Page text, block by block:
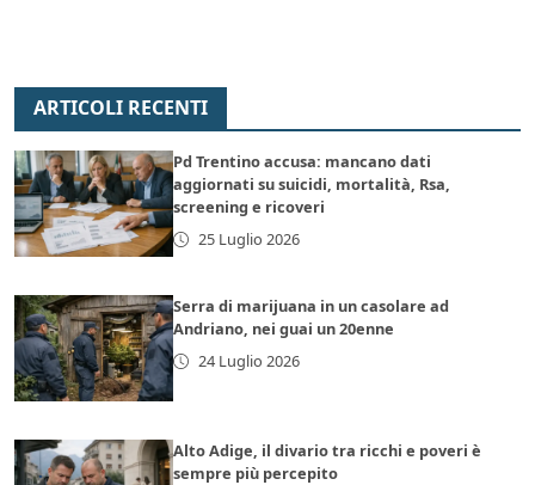
ARTICOLI RECENTI
Pd Trentino accusa: mancano dati
aggiornati su suicidi, mortalità, Rsa,
screening e ricoveri
25 Luglio 2026
Serra di marijuana in un casolare ad
Andriano, nei guai un 20enne
24 Luglio 2026
Alto Adige, il divario tra ricchi e poveri è
sempre più percepito